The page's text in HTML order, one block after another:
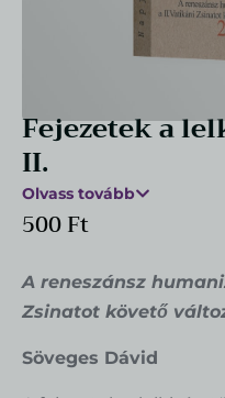
Fejezetek a
II.
Olvass tovább
500Ft
A reneszánsz
Zsinatot követő
Söveges Dávid